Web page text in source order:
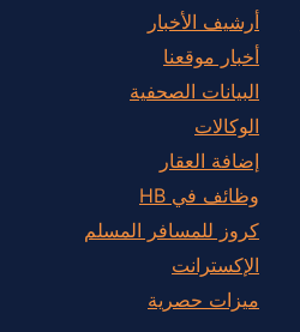
أرشيف الأخبار
أخبار موقعنا
البيانات الصحفية
الوكالات
إضافة العقار
وظائف في HB
كروز للمسافر المسلم
الإكسترانت
ميزات حصرية